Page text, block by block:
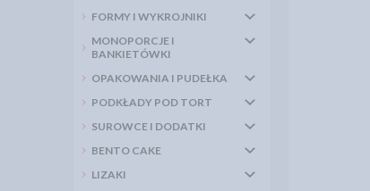
FORMY I WYKROJNIKI
MONOPORCJE I
BANKIETÓWKI
OPAKOWANIA I PUDEŁKA
PODKŁADY POD TORT
SUROWCE I DODATKI
BENTO CAKE
LIZAKI